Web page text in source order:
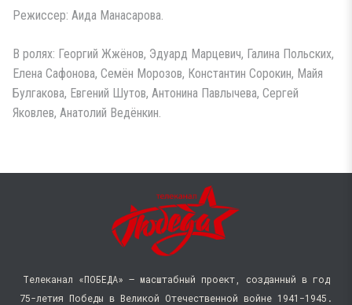
Режиссер: Аида Манасарова.
В ролях: Георгий Жжёнов, Эдуард Марцевич, Галина Польских,
Елена Сафонова, Семён Морозов, Константин Сорокин, Майя
Булгакова, Евгений Шутов, Антонина Павлычева, Сергей
Яковлев, Анатолий Ведёнкин.
Телеканал «ПОБЕДА» — масштабный проект, созданный в год
75-летия Победы в Великой Отечественной войне 1941−1945.